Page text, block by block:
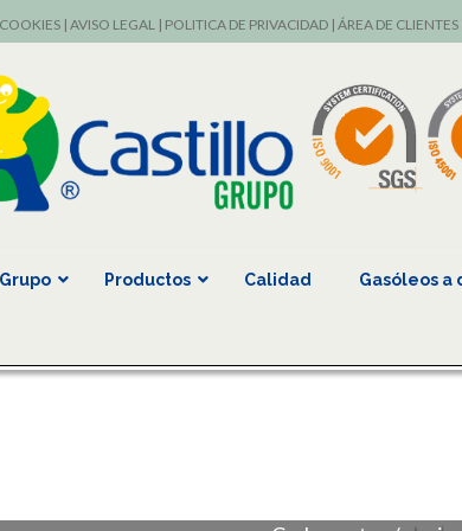
| AVISO LEGAL| POLITICA DE PRIVACIDAD| ÁREA DE CLIENTES
Productos Calidad Gasóleos a